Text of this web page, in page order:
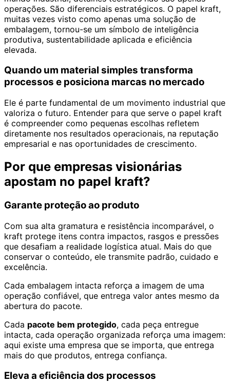
operações. São diferenciais estratégicos. O papel kraft,
muitas vezes visto como apenas uma solução de
embalagem, tornou-se um símbolo de inteligência
produtiva, sustentabilidade aplicada e eficiência
elevada.
Quando um material simples transforma
processos e posiciona marcas no mercado
Ele é parte fundamental de um movimento industrial que
valoriza o futuro. Entender para que serve o papel kraft
é compreender como pequenas escolhas refletem
diretamente nos resultados operacionais, na reputação
empresarial e nas oportunidades de crescimento.
Por que empresas visionárias
apostam no papel kraft?
Garante proteção ao produto
Com sua alta gramatura e resistência incomparável, o
kraft protege itens contra impactos, rasgos e pressões
que desafiam a realidade logística atual. Mais do que
conservar o conteúdo, ele transmite padrão, cuidado e
excelência.
Cada embalagem intacta reforça a imagem de uma
operação confiável, que entrega valor antes mesmo da
abertura do pacote.
Cada pacote bem protegido, cada peça entregue
intacta, cada operação organizada reforça uma imagem:
aqui existe uma empresa que se importa, que entrega
mais do que produtos, entrega confiança.
Eleva a eficiência dos processos